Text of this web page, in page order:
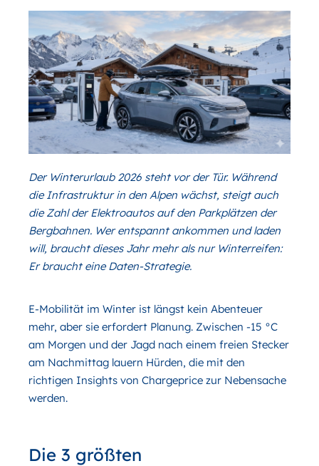
Der Winterurlaub 2026 steht vor der Tür. Während
die Infrastruktur in den Alpen wächst, steigt auch
die Zahl der Elektroautos auf den Parkplätzen der
Bergbahnen. Wer entspannt ankommen und laden
will, braucht dieses Jahr mehr als nur Winterreifen:
Er braucht eine Daten-Strategie.
E-Mobilität im Winter ist längst kein Abenteuer
mehr, aber sie erfordert Planung. Zwischen -15 °C
am Morgen und der Jagd nach einem freien Stecker
am Nachmittag lauern Hürden, die mit den
richtigen Insights von Chargeprice zur Nebensache
werden.
Die 3 größten